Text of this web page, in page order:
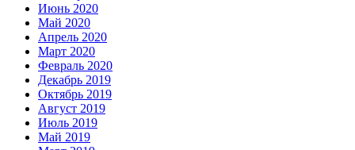
Июнь 2020
Май 2020
Апрель 2020
Март 2020
Февраль 2020
Декабрь 2019
Октябрь 2019
Август 2019
Июль 2019
Май 2019